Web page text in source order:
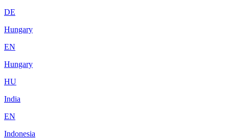
DE
Hungary
EN
Hungary
HU
India
EN
Indonesia